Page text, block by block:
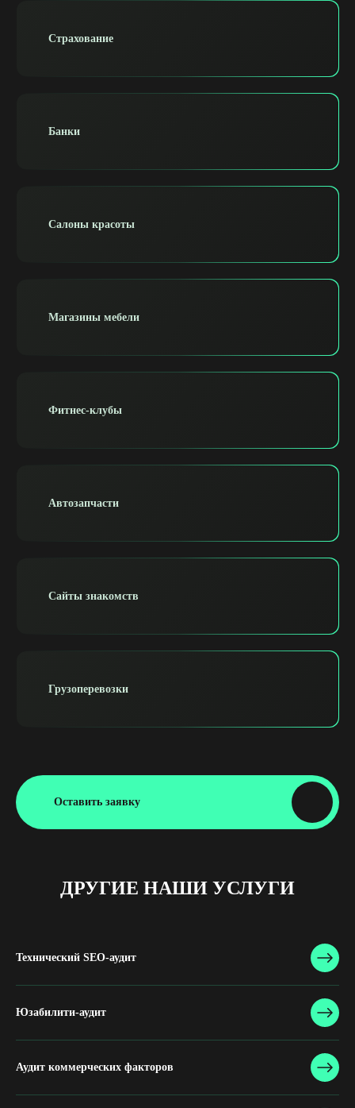
Страхование
Банки
Салоны красоты
Магазины мебели
Фитнес-клубы
Автозапчасти
Сайты знакомств
Грузоперевозки
Оставить заявку
ДРУГИЕ НАШИ УСЛУГИ
Технический SEO-аудит
Юзабилити-аудит
Аудит коммерческих факторов